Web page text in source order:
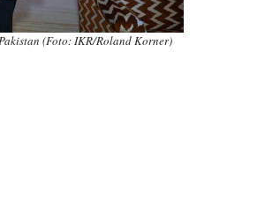
(Foto: IKR/Roland Korner)